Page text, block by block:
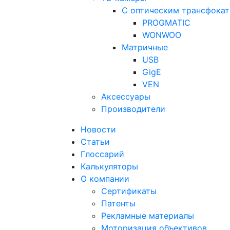
С оптическим
PROGMATIC
WONWOO
Матричные
USB
GigE
VEN
Аксессуары
Производители
Новости
Статьи
Глоссарий
Калькуляторы
О компании
Сертификаты
Патенты
Рекламные материалы
Моторизация объективов